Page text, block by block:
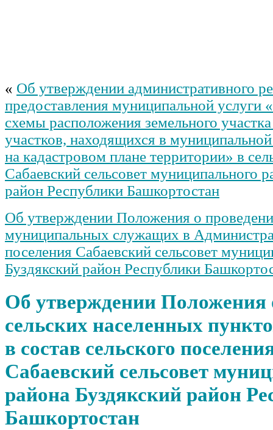
« Об утверждении административного
предоставления муниципальной услуги
схемы расположения земельного
участков, находящихся в
на кадастровом плане территории» в
Сабаевский сельсовет муниципального
район Республики Башкортостан
Об утверждении Положения о
муниципальных служащих в
поселения Сабаевский сельсовет
Буздякский район Республики
Об утверждении Положения
сельских населенных
в состав сельского
Сабаевский сельсовет
района Буздякский район
Башкортостан